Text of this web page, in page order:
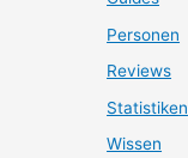
Personen
Reviews
Statistiken
Wissen